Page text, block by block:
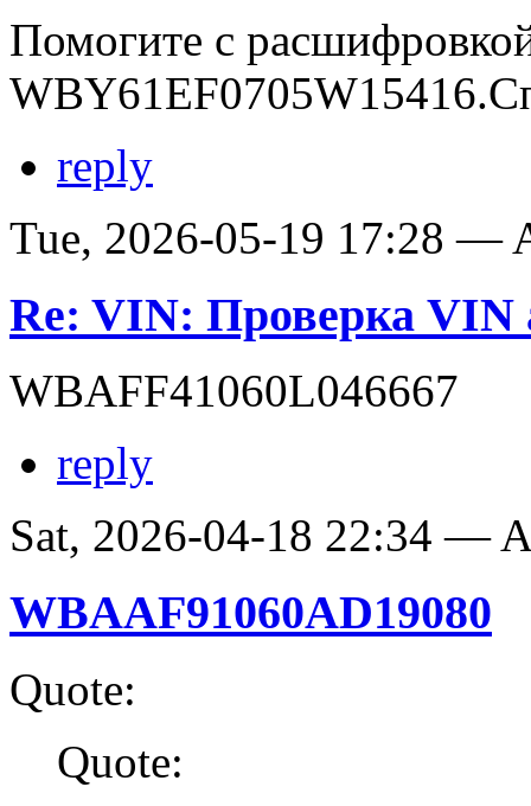
Помогите с
reply
Tue, 2026-05-19 17:28 —
Re: VIN: Проверка VIN
WBAFF41060L046667
reply
Sat, 2026-04-18 22:34 —
WBAAF91060AD19080
Quote:
Quote: